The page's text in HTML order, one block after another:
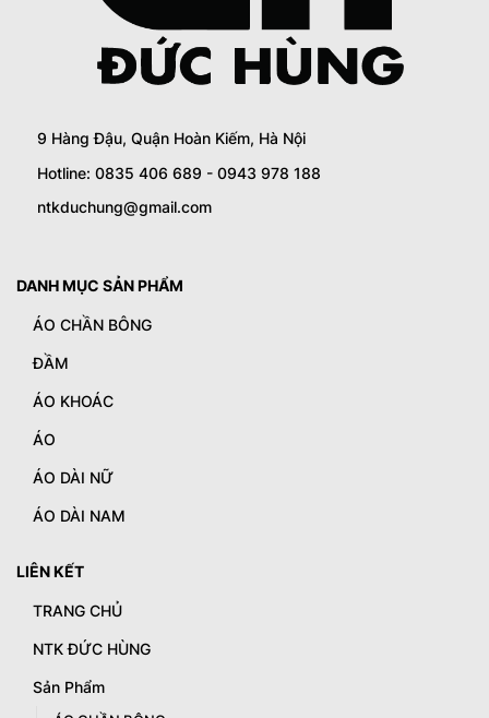
9 Hàng Đậu, Quận Hoàn Kiếm, Hà Nội
Hotline: 0835 406 689 - 0943 978 188
ntkduchung@gmail.com
DANH MỤC SẢN PHẨM
ÁO CHẦN BÔNG
ĐẦM
ÁO KHOÁC
ÁO
ÁO DÀI NỮ
ÁO DÀI NAM
LIÊN KẾT
TRANG CHỦ
NTK ĐỨC HÙNG
Sản Phẩm